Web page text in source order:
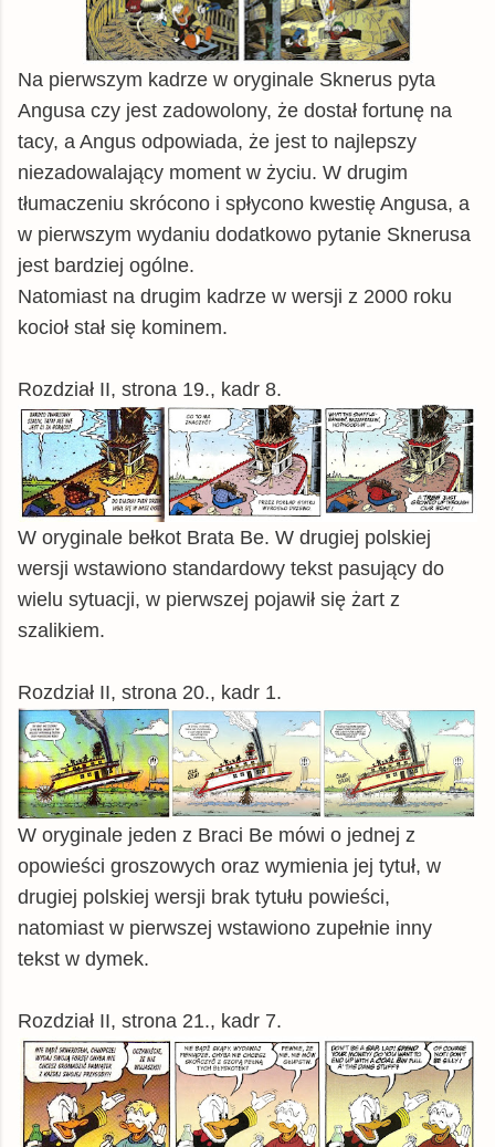
Na pierwszym kadrze w oryginale Sknerus pyta
Angusa czy jest zadowolony, że dostał fortunę na
tacy, a Angus odpowiada, że jest to najlepszy
niezadowalający moment w życiu. W drugim
tłumaczeniu skrócono i spłycono kwestię Angusa, a
w pierwszym wydaniu dodatkowo pytanie Sknerusa
jest bardziej ogólne.
Natomiast na drugim kadrze w wersji z 2000 roku
kocioł stał się kominem.
Rozdział II, strona 19., kadr 8.
W oryginale bełkot Brata Be. W drugiej polskiej
wersji wstawiono standardowy tekst pasujący do
wielu sytuacji, w pierwszej pojawił się żart z
szalikiem.
Rozdział II, strona 20., kadr 1.
W oryginale jeden z Braci Be mówi o jednej z
opowieści groszowych oraz wymienia jej tytuł, w
drugiej polskiej wersji brak tytułu powieści,
natomiast w pierwszej wstawiono zupełnie inny
tekst w dymek.
Rozdział II, strona 21., kadr 7.